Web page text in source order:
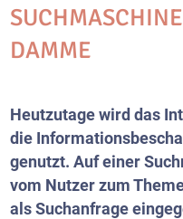
DAMME
Heutzutage wird das
die
genutzt. Auf einer
vom Nutzer zum
als Suchanfrage